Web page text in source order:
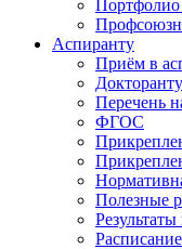
Портфолио
Аспиранту
Приём в
Перечень
ФГОС
Полезные